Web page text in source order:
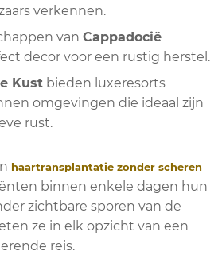
verkennen.
van Cappadocië
decor voor een rustig herstel.
Kust bieden luxeresorts
omgevingen die ideaal zijn
rust.
haartransplantatie zonder scheren
binnen enkele dagen hun
zichtbare sporen van de
ze in elk opzicht van een
reis.